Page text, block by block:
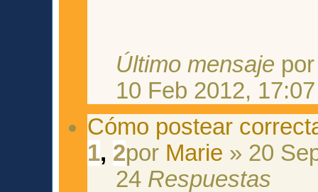
Último mensaje
10 Feb 2012, 17:07
Cómo postear
1, 2por Marie » 20
24 Respuestas